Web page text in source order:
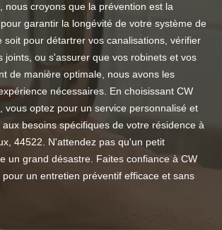
nous croyons que la prévention est la
garantir la longévité de votre système de
soit pour détartrer vos canalisations, vérifier
joints, ou s'assurer que vos robinets et vos
de manière optimale, nous avons les
nécessaires. En choisissant CW
vous optez pour un service personnalisé et
besoins spécifiques de votre résidence à
44522. N'attendez pas qu'un petit
un grand désastre. Faites confiance à CW
pour un entretien préventif efficace et sans